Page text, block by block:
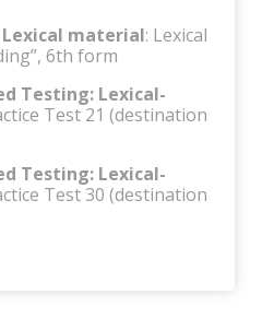
Lexical material: Lexical
6th form
Testing: Lexical-
Test 21 (destination
Testing: Lexical-
Test 30 (destination